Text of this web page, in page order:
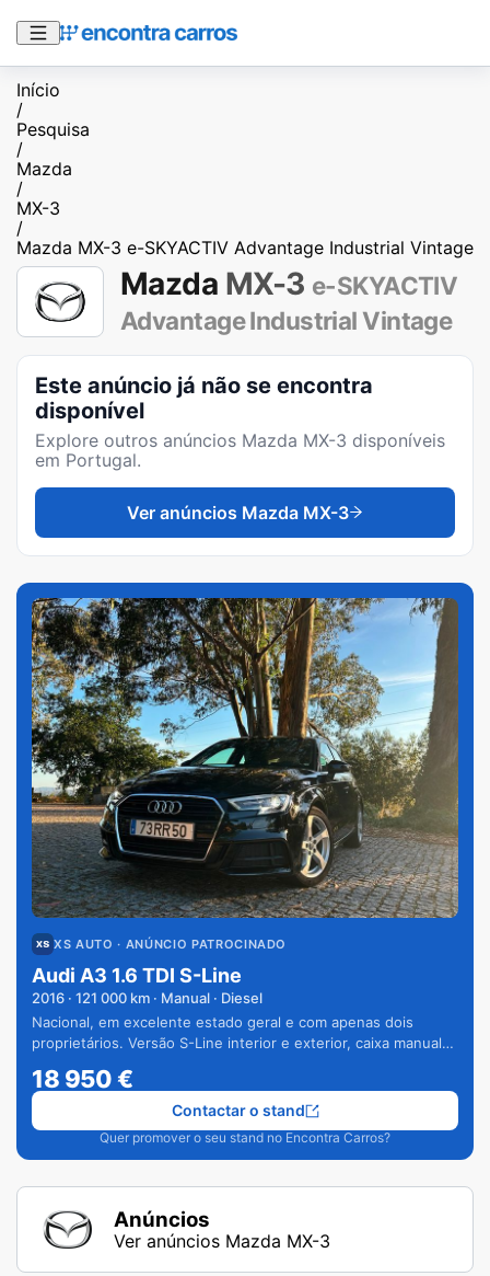
Início
/
Pesquisa
/
Mazda
/
MX-3
/
Mazda MX-3 e-SKYACTIV Advantage Industrial Vintage
Mazda MX-3 e-SKYACTIV
Advantage Industrial Vintage
Este anúncio já não se encontra
disponível
Explore outros anúncios Mazda MX-3 disponíveis
em Portugal.
Ver anúncios Mazda MX-3
XS AUTO · ANÚNCIO PATROCINADO
Audi A3 1.6 TDI S-Line
2016 · 121 000 km · Manual · Diesel
Nacional, em excelente estado geral e com apenas dois
proprietários. Versão S-Line interior e exterior, caixa manual
18 950€
Quer promover o seu stand no Encontra Carros?
Contactar o stand
Anúncios
Ver anúncios Mazda MX-3